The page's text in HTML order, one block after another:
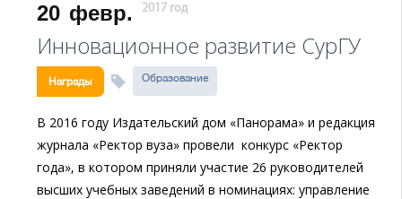
20 февр. 2017 год
Инновационное развитие СурГУ
Награды Образование
В 2016 году Издательский дом «Панорама» и редакция
журнала «Ректор вуза» провели конкурс «Ректор
года», в котором приняли участие 26 руководителей
высших учебных заведений в номинациях: управление